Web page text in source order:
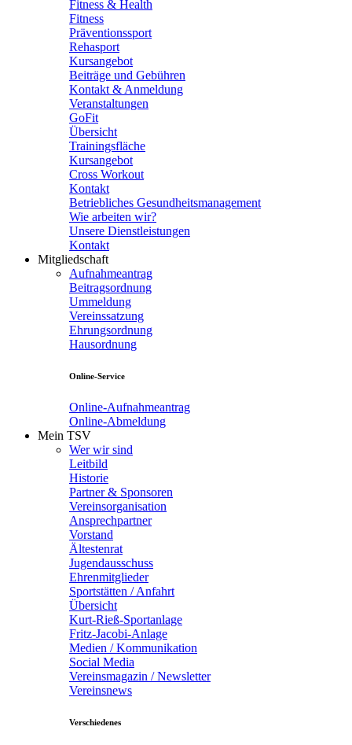
Fitness & Health
Fitness
Präventionssport
Rehasport
Kursangebot
Beiträge und Gebühren
Kontakt & Anmeldung
Veranstaltungen
GoFit
Übersicht
Trainingsfläche
Kursangebot
Cross Workout
Kontakt
Betriebliches Gesundheitsmanagement
Wie arbeiten wir?
Unsere Dienstleistungen
Kontakt
Mitgliedschaft
Aufnahmeantrag
Beitragsordnung
Ummeldung
Vereinssatzung
Ehrungsordnung
Hausordnung
Online-Service
Online-Aufnahmeantrag
Online-Abmeldung
Mein TSV
Wer wir sind
Leitbild
Historie
Partner & Sponsoren
Vereinsorganisation
Ansprechpartner
Vorstand
Ältestenrat
Jugendausschuss
Ehrenmitglieder
Sportstätten / Anfahrt
Übersicht
Kurt-Rieß-Sportanlage
Fritz-Jacobi-Anlage
Medien / Kommunikation
Social Media
Vereinsmagazin / Newsletter
Vereinsnews
Verschiedenes